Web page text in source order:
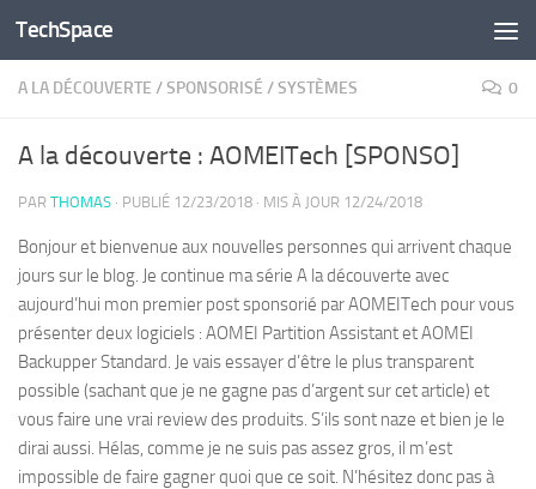
Skip to content
TechSpace
A LA DÉCOUVERTE /SPONSORISÉ /SYSTÈMES 0
A la découverte : AOMEITech [SPONSO]
PAR THOMAS · PUBLIÉ 12/23/2018 · MIS À JOUR 12/24/2018
Bonjour et bienvenue aux nouvelles personnes qui arrivent chaque
jours sur le blog. Je continue ma série A la découverte avec
aujourd’hui mon premier post sponsorié par AOMEITech pour vous
présenter deux logiciels : AOMEI Partition Assistant et AOMEI
Backupper Standard. Je vais essayer d’être le plus transparent
possible (sachant que je ne gagne pas d’argent sur cet article) et
vous faire une vrai review des produits. S’ils sont naze et bien je le
dirai aussi. Hélas, comme je ne suis pas assez gros, il m’est
impossible de faire gagner quoi que ce soit. N’hésitez donc pas à